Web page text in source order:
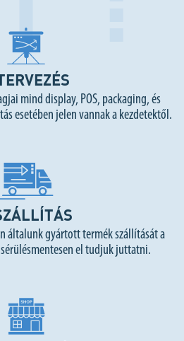
mind display, POS, packaging, és
esetében jelen vannak a kezdetektől.
általunk gyártott termék szállítását a
el tudjuk juttatni.